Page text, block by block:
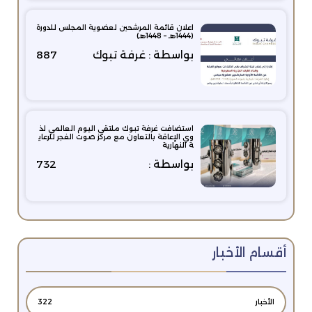
اعلان قائمة المرشحين لعضوية المجلس للدورة
(1444هـ – 1448هـ)
بواسطة : غرفة تبوك 887
استضافت غرفة تبوك ملتقى اليوم العالمي لذ
وي الإعاقة بالتعاون مع مركز صوت الفجر للرعاي
ة النهارية
بواسطة : 732
أقسام الأخبار
الأخبار 322